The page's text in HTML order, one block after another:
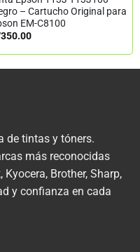
– Cartucho Original para
EM-C8100
350.00
de tintas y tóners.
más reconocidas
Kyocera, Brother, Sharp,
y confianza en cada